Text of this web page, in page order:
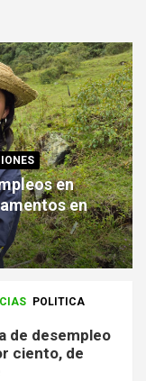
en
en
POLITICA
de desempleo
ciento, de